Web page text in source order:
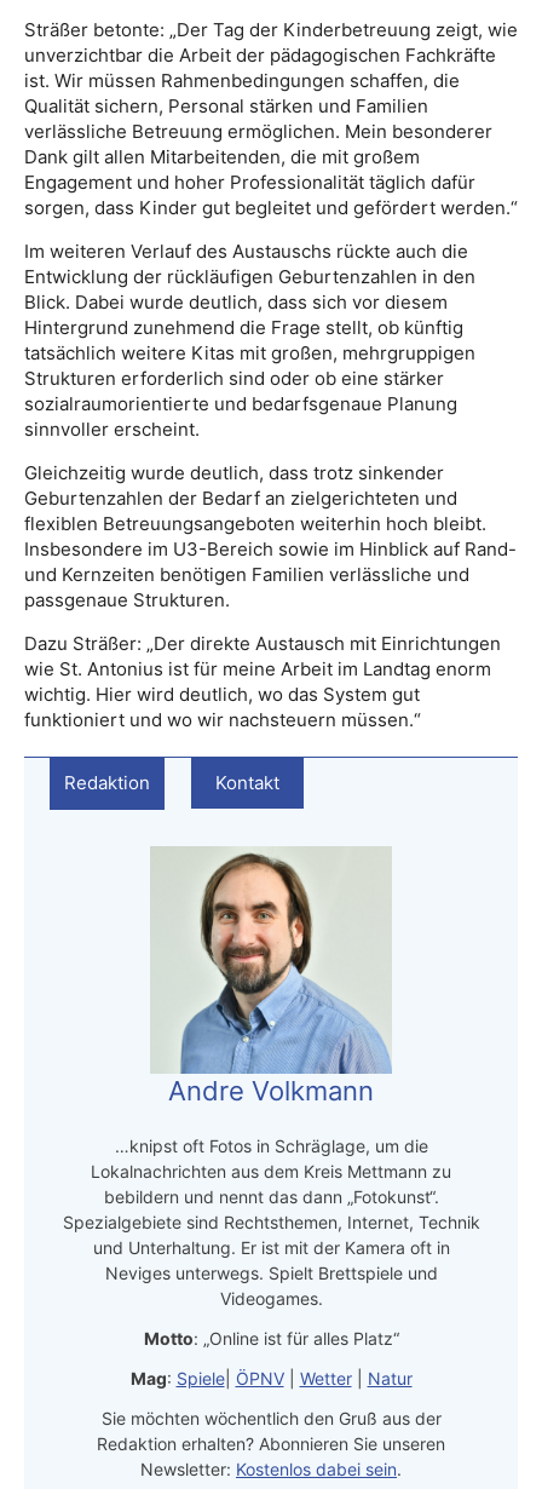
Sträßer betonte: „Der Tag der Kinderbetreuung zeigt, wie
unverzichtbar die Arbeit der pädagogischen Fachkräfte
ist. Wir müssen Rahmenbedingungen schaffen, die
Qualität sichern, Personal stärken und Familien
verlässliche Betreuung ermöglichen. Mein besonderer
Dank gilt allen Mitarbeitenden, die mit großem
Engagement und hoher Professionalität täglich dafür
sorgen, dass Kinder gut begleitet und gefördert werden.“
Im weiteren Verlauf des Austauschs rückte auch die
Entwicklung der rückläufigen Geburtenzahlen in den
Blick. Dabei wurde deutlich, dass sich vor diesem
Hintergrund zunehmend die Frage stellt, ob künftig
tatsächlich weitere Kitas mit großen, mehrgruppigen
Strukturen erforderlich sind oder ob eine stärker
sozialraumorientierte und bedarfsgenaue Planung
sinnvoller erscheint.
Gleichzeitig wurde deutlich, dass trotz sinkender
Geburtenzahlen der Bedarf an zielgerichteten und
flexiblen Betreuungsangeboten weiterhin hoch bleibt.
Insbesondere im U3-Bereich sowie im Hinblick auf Rand-
und Kernzeiten benötigen Familien verlässliche und
passgenaue Strukturen.
Dazu Sträßer: „Der direkte Austausch mit Einrichtungen
wie St. Antonius ist für meine Arbeit im Landtag enorm
wichtig. Hier wird deutlich, wo das System gut
funktioniert und wo wir nachsteuern müssen.“
Redaktion Kontakt
Andre Volkmann
…knipst oft Fotos in Schräglage, um die
Lokalnachrichten aus dem Kreis Mettmann zu
bebildern und nennt das dann „Fotokunst“.
Spezialgebiete sind Rechtsthemen, Internet, Technik
und Unterhaltung. Er ist mit der Kamera oft in
Neviges unterwegs. Spielt Brettspiele und
Videogames.
Motto: „Online ist für alles Platz“
Mag: Spiele| ÖPNV| Wetter| Natur
Sie möchten wöchentlich den Gruß aus der
Redaktion erhalten? Abonnieren Sie unseren
Newsletter: Kostenlos dabei sein.